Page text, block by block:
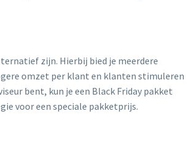
zijn. Hierbij bied je meerdere
omzet per klant en klanten stimuleren
bent, kun je een Black Friday pakket
voor een speciale pakketprijs.